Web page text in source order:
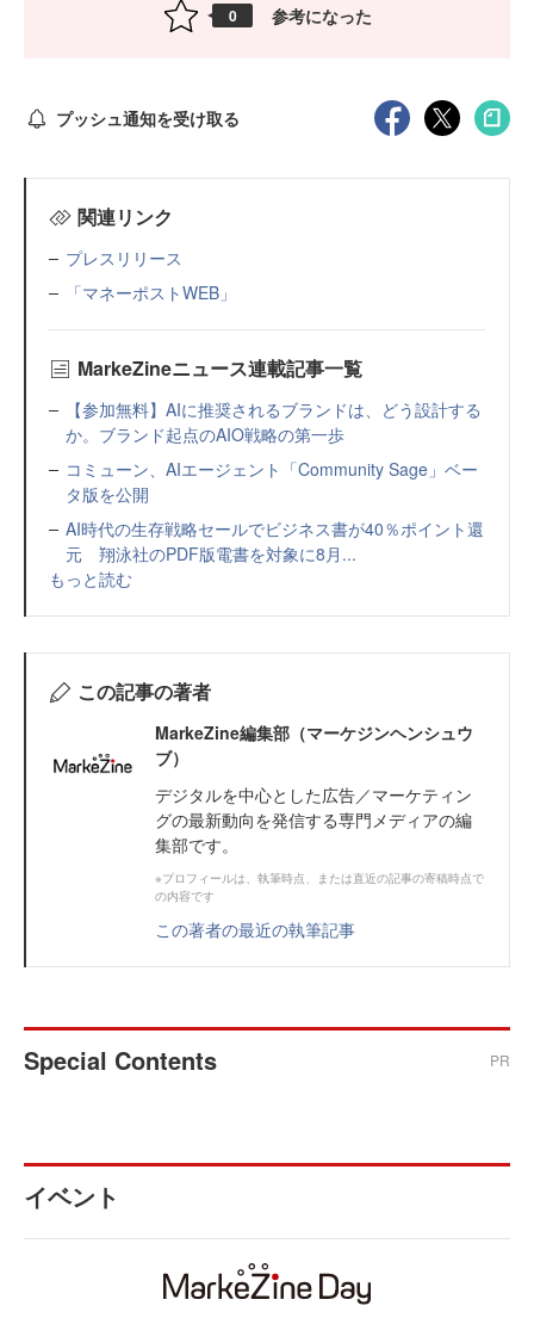
0 参考になった
プッシュ通知を受け取る
関連リンク
プレスリリース
「マネーポストWEB」
MarkeZineニュース連載記事一覧
【参加無料】AIに推奨されるブランドは、どう設計する
か。ブランド起点のAIO戦略の第一歩
コミューン、AIエージェント「Community Sage」ベー
タ版を公開
AI時代の生存戦略セールでビジネス書が40％ポイント還
元 翔泳社のPDF版電書を対象に8月...
もっと読む
この記事の著者
MarkeZine編集部（マーケジンヘンシュウ
ブ）
デジタルを中心とした広告／マーケティン
グの最新動向を発信する専門メディアの編
集部です。
※プロフィールは、執筆時点、または直近の記事の寄稿時点で
の内容です
この著者の最近の執筆記事
Special Contents PR
イベント